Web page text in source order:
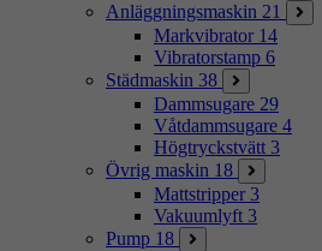
Anläggningsmaskin 21
Markvibrator 14
Vibratorstamp 6
Städmaskin 38
Dammsugare 29
Våtdammsugare 4
Högtryckstvätt 3
Övrig maskin 18
Mattstripper 3
Vakuumlyft 3
Pump 18